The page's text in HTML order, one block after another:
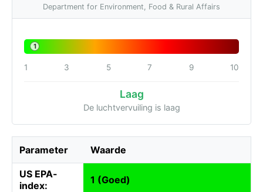
Department for Environment, Food & Rural Affairs
1
1 3 5 7 9 10
Laag
De luchtvervuiling is laag
Parameter Waarde
US EPA-
index:
1 (Goed)